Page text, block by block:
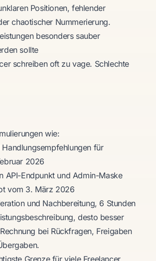
Positionen, fehlender
chaotischer Nummerierung.
besonders sauber
sollte
schreiben oft zu vage. Schlechte
wie:
für
2026
API-Endpunkt und Admin-Maske
vom 3. März 2026
und Nachbereitung, 6 Stunden
desto besser
bei Rückfragen, Freigaben